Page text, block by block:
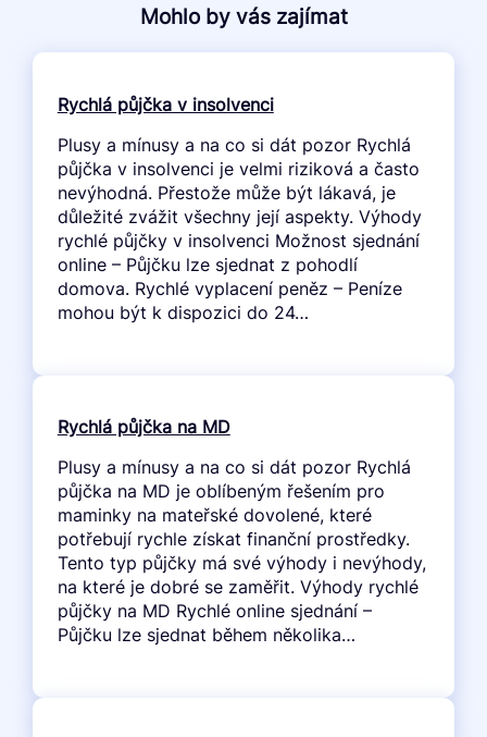
Mohlo by vás zajímat
Rychlá půjčka v insolvenci
Plusy a mínusy a na co si dát pozor Rychlá
půjčka v insolvenci je velmi riziková a často
nevýhodná. Přestože může být lákavá, je
důležité zvážit všechny její aspekty. Výhody
rychlé půjčky v insolvenci Možnost sjednání
online – Půjčku lze sjednat z pohodlí
domova. Rychlé vyplacení peněz – Peníze
mohou být k dispozici do 24…
Rychlá půjčka na MD
Plusy a mínusy a na co si dát pozor Rychlá
půjčka na MD je oblíbeným řešením pro
maminky na mateřské dovolené, které
potřebují rychle získat finanční prostředky.
Tento typ půjčky má své výhody i nevýhody,
na které je dobré se zaměřit. Výhody rychlé
půjčky na MD Rychlé online sjednání –
Půjčku lze sjednat během několika…